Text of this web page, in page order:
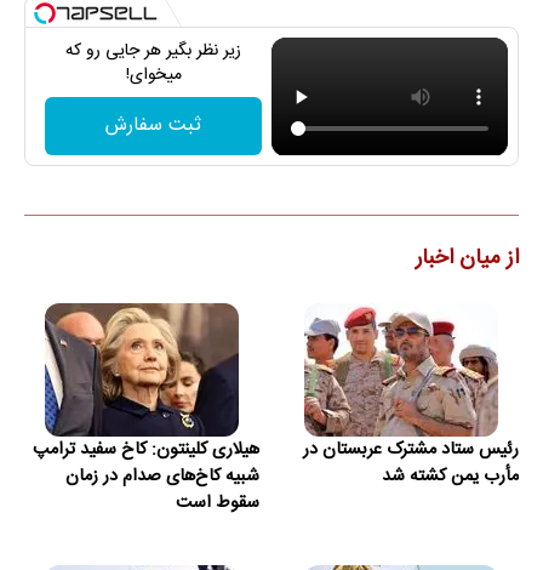
زیر نظر بگیر هر جایی رو که
میخوای!
ثبت سفارش
از میان اخبار
رئیس ستاد مشترک عربستان در
مأرب یمن کشته شد
هیلاری کلینتون: کاخ سفید ترامپ
شبیه کاخ‌های صدام در زمان
سقوط است